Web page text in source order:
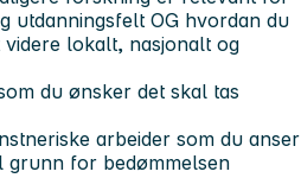
utdanningsfelt OG hvordan du
lokalt, nasjonalt og
du ønsker det skal tas
arbeider som du anser
grunn for bedømmelsen